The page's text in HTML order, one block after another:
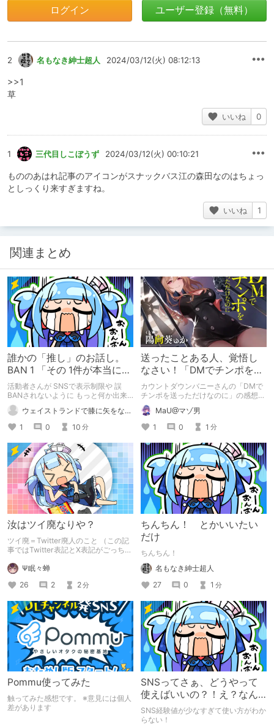
ログイン ユーザー登録（無料）
2 名もなき紳士超人 2024/03/12(火) 08:12:13
>>1
草
いいね 0
1 三代目しこぼうず 2024/03/12(火) 00:10:21
もののあはれ記事のアイコンがスナックバス江の森田なのはちょっ
としっくり来すぎますね。
いいね 1
関連まとめ
誰かの「推し」のお話し。
BAN 1 「その 1件が本当に支
えになります。大好きを守
る一助になります」
活動者さんが SNSで表示制限や 誤
BANされないように もっと何か出来
たら良いですね。
ウェイストランドで膝に矢をな…
1
0 10 分
送ったことある人、覚悟し
なさい！「DMでチンポを送
っただけなのに」をレビュ
ー
カウントダウンバニーさんの「DMで
チンポを送っただけなのに」の感想で
す。
MaU@マゾ男
1
0 1 分
汝はツイ廃なりや？
ツイ廃＝Twitter廃人のこと （この記
事ではTwitter表記とX表記がごっちゃ
Ψ眠々蝉
26
2 2分
ちんちん！ とかいいたい
だけ
ちんちん！
名もなき紳士超人
27
0 1 分
Pommu使ってみた
触ってみた感想です。 ※意見には個人
差があります
SNSってさぁ、どうやって
使えばいいの？！え？なん
でみんなそんなに上手い
の？
SNS経験値が少なすぎて使い方がわか
らない！